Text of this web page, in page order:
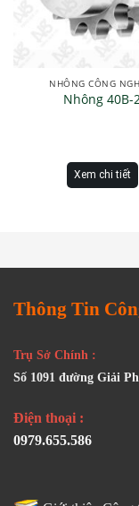
NHÔNG CÔNG
Nhông 40B-
Xem chi tiết
Thông Tin
Trụ Sở Chính :
Số 1091 đường Giải
Điện thoại :
0979.655.586